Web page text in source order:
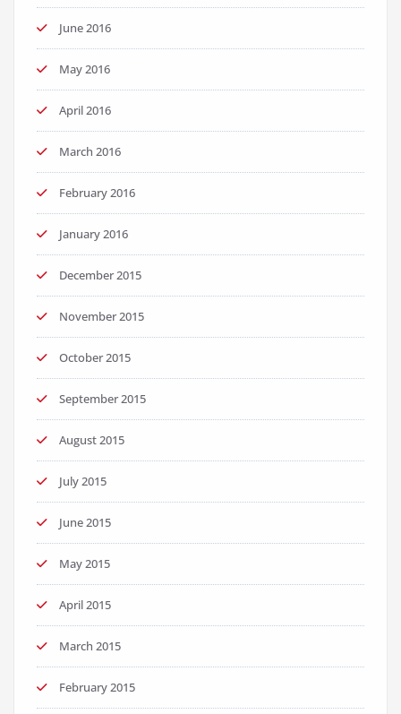
June 2016
May 2016
April 2016
March 2016
February 2016
January 2016
December 2015
November 2015
October 2015
September 2015
August 2015
July 2015
June 2015
May 2015
April 2015
March 2015
February 2015